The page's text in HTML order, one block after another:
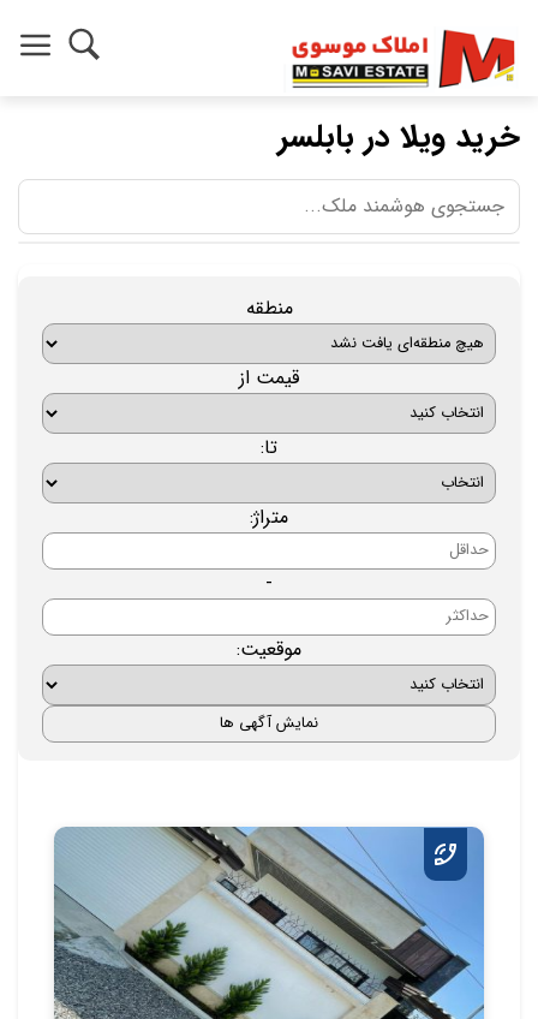
خرید ویلا در بابلسر
منطقه
قیمت از
تا:
متراژ:
-
موقعیت: